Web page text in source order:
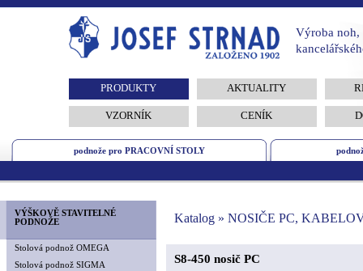
Výroba noh,
PRODUKTY AKTUALITY
VZORNÍK CENÍK
podnože pro PRACOVNÍ STOLY
VÝŠKOVĚ STAVITELNÉ
PODNOŽE
Stolová podnož OMEGA
Stolová podnož SIGMA
Katalog » NOSIČE PC,
S8-450 nosič PC